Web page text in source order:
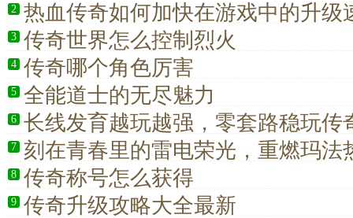
2 热血传奇如何加快在游戏中的升级
3 传奇世界怎么控制烈火
4 传奇哪个角色厉害
5 全能道士的无尽魅力
6 长线发育越玩越强，零套路稳玩传
选全能道士
7 刻在青春里的雷电荣光，重燃玛法
8 传奇称号怎么获得
9 传奇升级攻略大全最新